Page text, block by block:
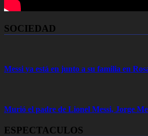
SOCIEDAD
Messi ya está en junto a su familia en
Murió el padre de Lionel Messi, Jorge
ESPECTACULOS